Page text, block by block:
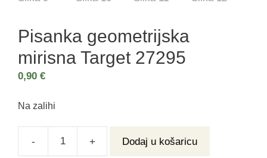
Pisanka geometrijska
mirisna Target 27295
0,90 €
Na zalihi
- + Dodaj u košaricu